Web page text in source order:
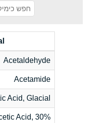
Acetaldehyde
Acetamide
Acid, Glacial
Acid, 30%